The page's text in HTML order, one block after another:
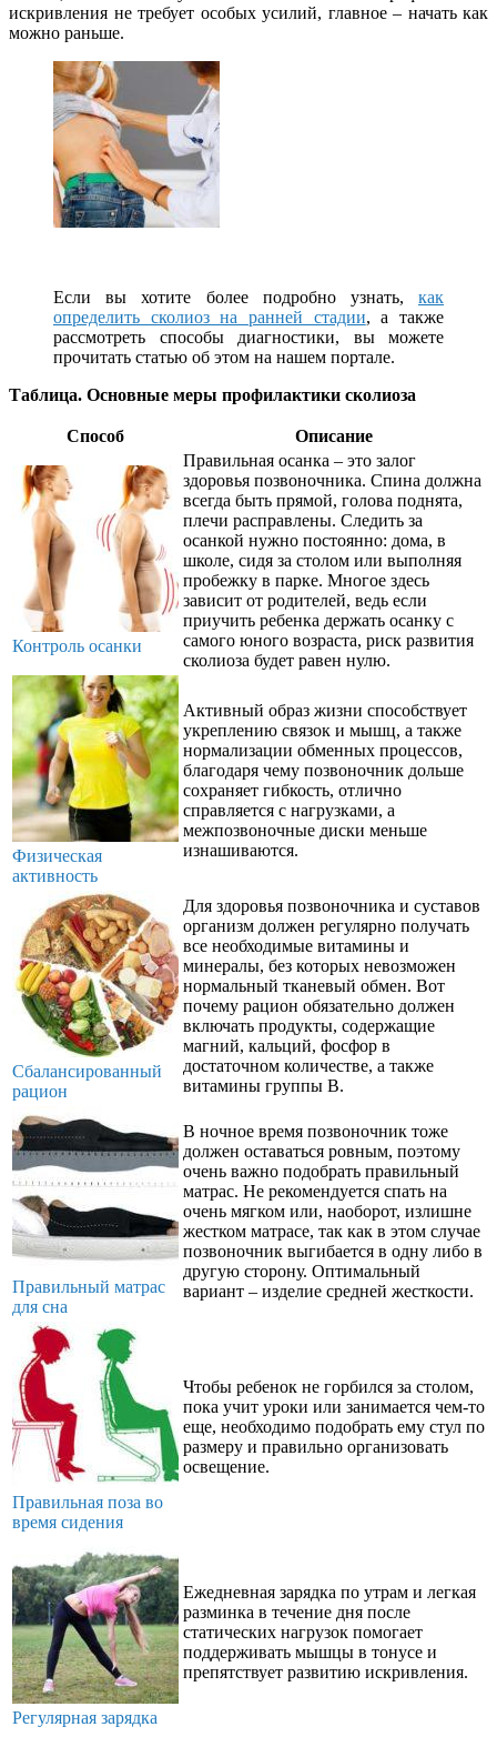
искривления не требует особых усилий, главное – начать как
можно раньше.
Если вы хотите более подробно узнать, как
определить сколиоз на ранней стадии, а также
рассмотреть способы диагностики, вы можете
прочитать статью об этом на нашем портале.
Таблица. Основные меры профилактики сколиоза
Способ Описание
Контроль осанки
Правильная осанка – это залог
здоровья позвоночника. Спина должна
всегда быть прямой, голова поднята,
плечи расправлены. Следить за
осанкой нужно постоянно: дома, в
школе, сидя за столом или выполняя
пробежку в парке. Многое здесь
зависит от родителей, ведь если
приучить ребенка держать осанку с
самого юного возраста, риск развития
сколиоза будет равен нулю.
Физическая
активность
Активный образ жизни способствует
укреплению связок и мышц, а также
нормализации обменных процессов,
благодаря чему позвоночник дольше
сохраняет гибкость, отлично
справляется с нагрузками, а
межпозвоночные диски меньше
изнашиваются.
Сбалансированный
рацион
Для здоровья позвоночника и суставов
организм должен регулярно получать
все необходимые витамины и
минералы, без которых невозможен
нормальный тканевый обмен. Вот
почему рацион обязательно должен
включать продукты, содержащие
магний, кальций, фосфор в
достаточном количестве, а также
витамины группы В.
Правильный матрас
для сна
В ночное время позвоночник тоже
должен оставаться ровным, поэтому
очень важно подобрать правильный
матрас. Не рекомендуется спать на
очень мягком или, наоборот, излишне
жестком матрасе, так как в этом случае
позвоночник выгибается в одну либо в
другую сторону. Оптимальный
вариант – изделие средней жесткости.
Правильная поза во
время сидения
Чтобы ребенок не горбился за столом,
пока учит уроки или занимается чем-то
еще, необходимо подобрать ему стул по
размеру и правильно организовать
освещение.
Регулярная зарядка
Ежедневная зарядка по утрам и легкая
разминка в течение дня после
статических нагрузок помогает
поддерживать мышцы в тонусе и
препятствует развитию искривления.